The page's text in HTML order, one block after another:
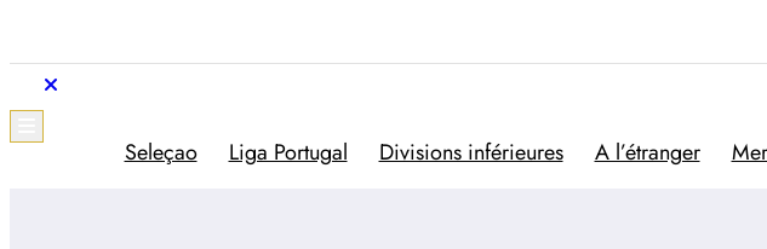
contenu
Trivela
L'actualité du football portugais
Seleçao Liga Portugal Divisions inférieures A l’étranger